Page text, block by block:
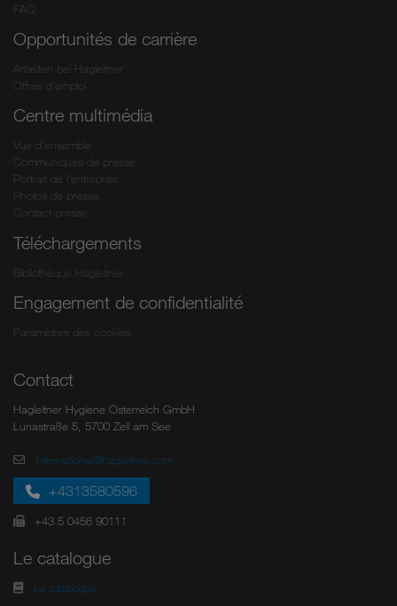
FAQ
Opportunités de carrière
Arbeiten bei Hagleitner
Offres d’emploi
Centre multimédia
Vue d'ensemble
Communiqués de presse
Portrait de l'entreprise
Photos de presse
Contact presse
Téléchargements
Bibliothèque Hagleitner
Engagement de confidentialité
Paramètres des cookies
Contact
Hagleitner Hygiene Österreich GmbH
Lunastraße 5, 5700 Zell am See
international@hagleitner.com
+4313580596
+43 5 0456 90111
Le catalogue
Le catalogue